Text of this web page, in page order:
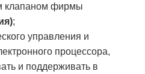
клапаном фирмы
;
управления и
процессора,
и поддерживать в